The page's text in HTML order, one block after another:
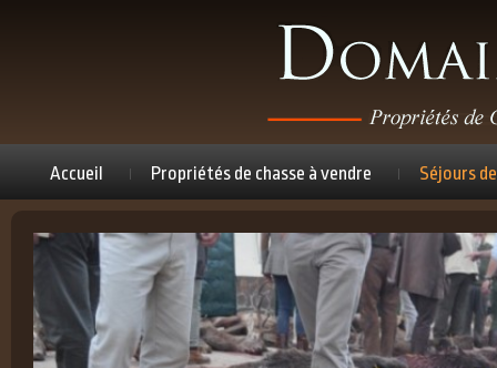
Accueil Propriétés de chasse à vendre Séjours